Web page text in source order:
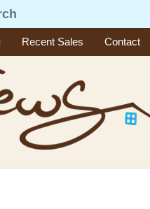
Recent Sales Contact